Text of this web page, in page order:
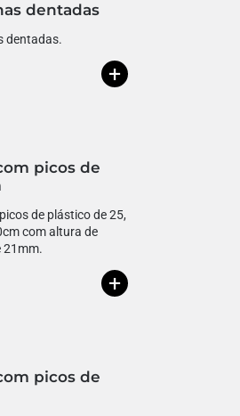
dentadas
dentadas.
+
picos de
de plástico de 25,
com altura de
21mm.
+
picos de